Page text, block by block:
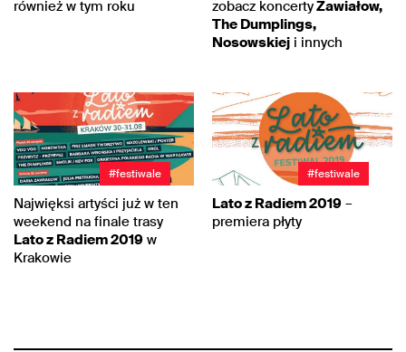
również w tym roku
zobacz koncertyZawiałow,
The Dumplings,
Nosowskiej i innych
#festiwale
Najwięksi artyści już w ten
weekend na finale trasy
Lato z Radiem 2019 w
Krakowie
#festiwale
Lato z Radiem 2019 –
premiera płyty